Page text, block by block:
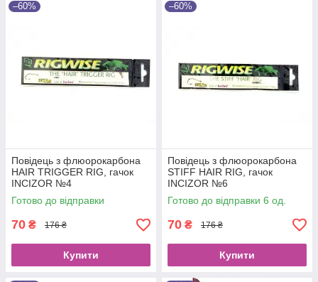
–60%
Повідець з флюорокарбона
HAIR TRIGGER RIG, гачок
INCIZOR №4
Готово до відправки
70 ₴ 176 ₴
Купити
–60%
Повідець з флюорокарбона
STIFF HAIR RIG, гачок
INCIZOR №6
Готово до відправки 6 од.
70 ₴ 176 ₴
Купити